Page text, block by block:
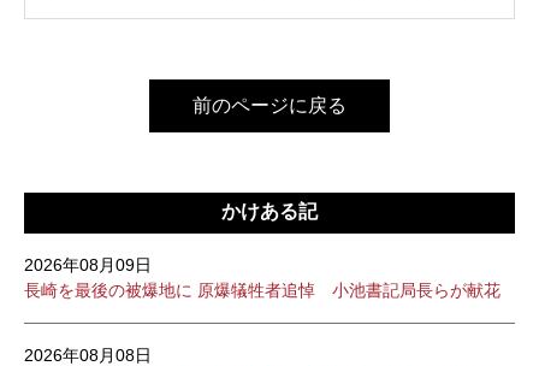
前のページに戻る
かけある記
2026年08月09日
長崎を最後の被爆地に 原爆犠牲者追悼 小池書記局長らが献花
2026年08月08日